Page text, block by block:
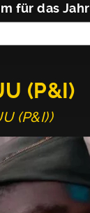
für das Jahr
(P&I)
(P&I))